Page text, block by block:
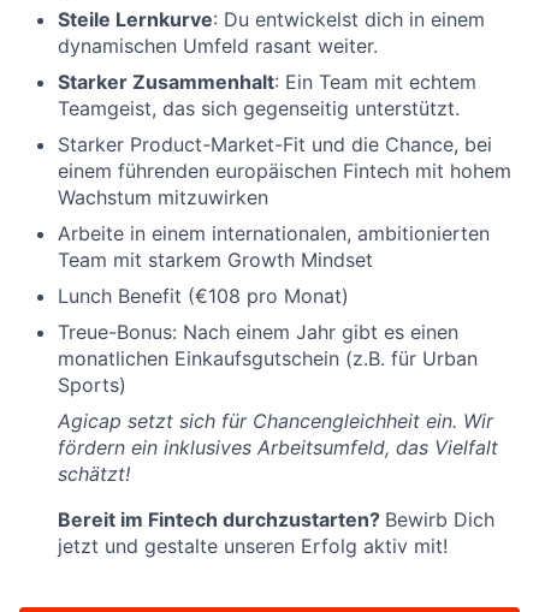
Steile Lernkurve: Du entwickelst dich in einem
dynamischen Umfeld rasant weiter.
Starker Zusammenhalt: Ein Team mit echtem
Teamgeist, das sich gegenseitig unterstützt.
Starker Product-Market-Fit und die Chance, bei
einem führenden europäischen Fintech mit hohem
Wachstum mitzuwirken
Arbeite in einem internationalen, ambitionierten
Team mit starkem Growth Mindset
Lunch Benefit (€108 pro Monat)
Treue-Bonus: Nach einem Jahr gibt es einen
monatlichen Einkaufsgutschein (z.B. für Urban
Sports)
Agicap setzt sich für Chancengleichheit ein. Wir
fördern ein inklusives Arbeitsumfeld, das Vielfalt
schätzt!
Bereit im Fintech durchzustarten? Bewirb Dich
jetzt und gestalte unseren Erfolg aktiv mit!